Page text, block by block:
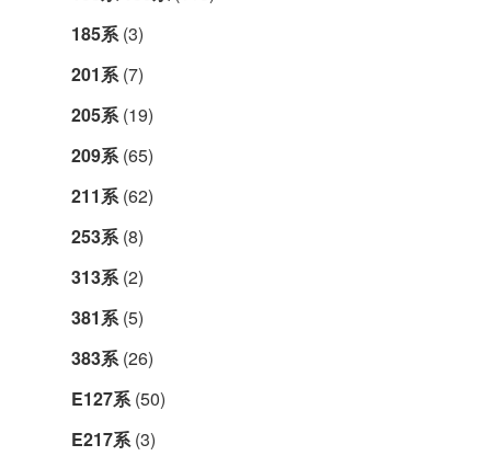
185系 (3)
201系 (7)
205系 (19)
209系 (65)
211系 (62)
253系 (8)
313系 (2)
381系 (5)
383系 (26)
E127系 (50)
E217系 (3)